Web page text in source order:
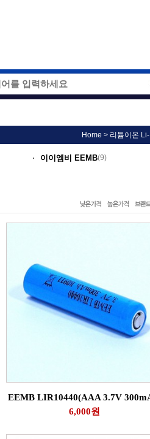
Home > 리튬이온
이이엠비 EEMB(9)
EEMB LIR10440(AAA 3.7V
6,000원